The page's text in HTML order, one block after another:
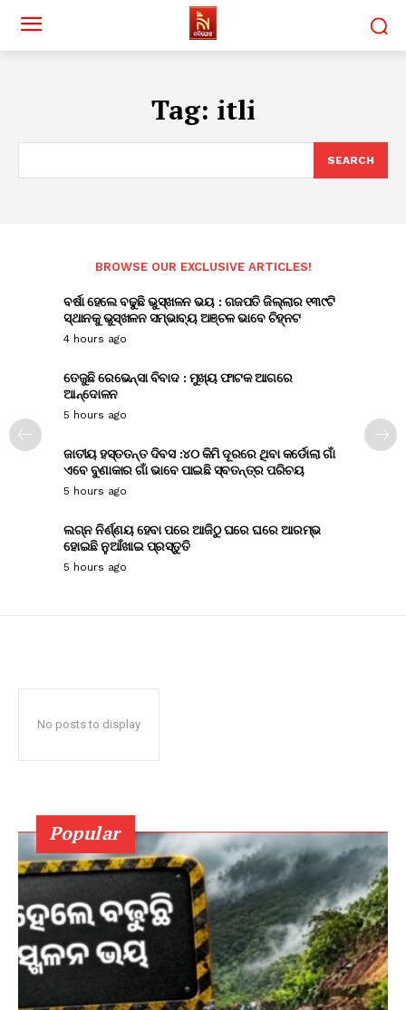
Tag: itli
SEARCH
BROWSE OUR EXCLUSIVE ARTICLES!
ବର୍ଷା ହେଲେ ବଢୁଛି ଭୁସ୍ଖଳନ ଭୟ : ଗଜପତି ଜିଲ୍ଲାର ୧୩୯ଟି
ସ୍ଥାନକୁ ଭୁସ୍ଖଳନ ସମ୍ଭାବ୍ୟ ଅଞ୍ଚଳ ଭାବେ ଚିହ୍ନଟ
4 hours ago
ତେଜୁଛି ରେଭେନ୍ସା ବିବାଦ : ମୁଖ୍ୟ ଫାଟକ ଆଗରେ
ଆନ୍ଦୋଳନ
5 hours ago
ଜାତୀୟ ହସ୍ତତନ୍ତ ଦିବସ :୪୦ କିମି ଦୂରରେ ଥିବା କର୍ଡୋଲା ଗାଁ
ଏବେ ବୁଣାକାର ଗାଁ ଭାବେ ପାଇଛି ସ୍ବତନ୍ତ୍ର ପରିଚୟ
5 hours ago
ଲଗ୍ନ ନିର୍ଣ୍ଣୟ ହେବା ପରେ ଆଜିଠୁ ଘରେ ଘରେ ଆରମ୍ଭ
ହୋଇଛି ନୁଆଁଖାଇ ପ୍ରସ୍ତୁତି
5 hours ago
No posts to display
Popular